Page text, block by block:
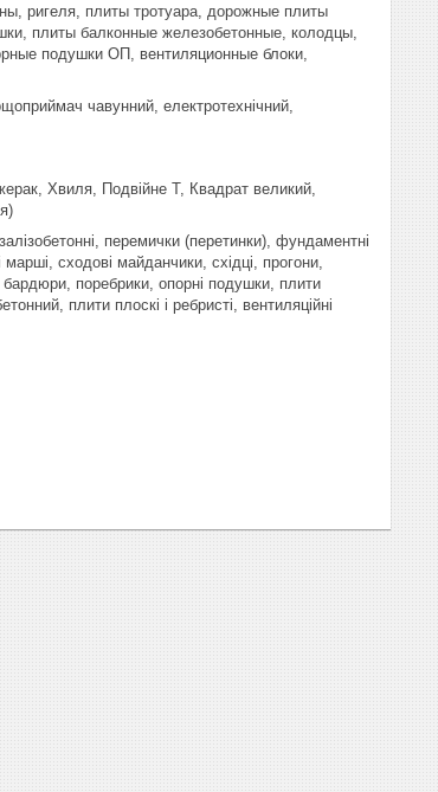
ригеля, плиты тротуара, дорожные плиты
плиты балконные железобетонные, колодцы,
подушки ОП, вентиляционные блоки,
чавунний, електротехнічний,
Хвиля, Подвійне Т, Квадрат великий,
перемички (перетинки), фундаментні
сходові майданчики, східці, прогони,
бардюри, поребрики, опорні подушки, плити
плити плоскі і ребристі, вентиляційні